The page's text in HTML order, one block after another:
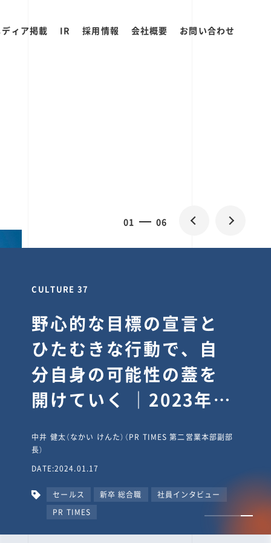
ィア掲載 IR 採用情報 会社概要 お問い合わせ
01 06